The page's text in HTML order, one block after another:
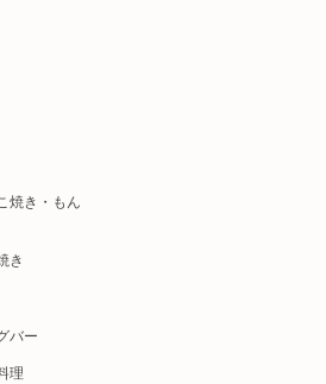
焼き・もん
き
バー
理